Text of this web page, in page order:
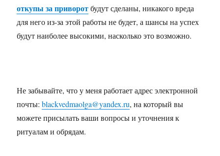
откупы за приворотбудут сделаны, никакого вреда
для него из-за этой работы не будет, а шансы на успех
будут наиболее высокими, насколько это возможно.
Не забывайте, что у меня работает адрес электронной
почты:blackvedmaolga@yandex.ru, на который вы
можете присылать ваши вопросы и уточнения к
ритуалам и обрядам.